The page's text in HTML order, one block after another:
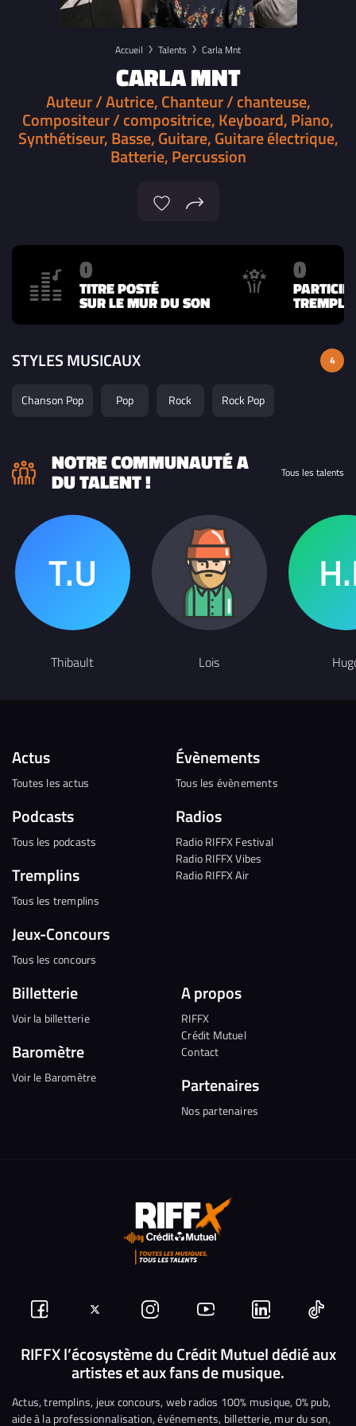
Accueil Talents Carla Mnt
CARLA MNT
Auteur / Autrice, Chanteur / chanteuse,
Compositeur / compositrice, Keyboard, Piano,
Synthétiseur, Basse, Guitare, Guitare électrique,
Batterie, Percussion
0
TITRE POSTÉ
SUR LE MUR DU SON
0
STYLES MUSICAUX 4
Chanson Pop Pop Rock Rock Pop
NOTRE COMMUNAUTÉ A
DU TALENT ! Tous les talents
Thibault Lois
Actus
Toutes les actus
Podcasts
Tous les podcasts
Tremplins
Tous les tremplins
Jeux-Concours
Tous les concours
Évènements
Tous les évènements
Radios
Radio RIFFX Festival
Radio RIFFX Vibes
Radio RIFFX Air
Billetterie
Voir la billetterie
Baromètre
Voir le Baromètre
A propos
RIFFX
Crédit Mutuel
Contact
Partenaires
Nos partenaires
Suivez-
nous
Facebook
Suivez-
nous
sur
Twitter
Nous
rejoindre
sur
Instagram
Nous
rejoindre
sur
YouTube
Nous
rejoindre
sur
Linkedin
Nous
RIFFX l’écosystème du Crédit Mutuel dédié aux
artistes et aux fans de musique.
Actus, tremplins, jeux concours, web radios 100% musique, 0% pub,
aide à la professionnalisation, événements, billetterie, mur du son,